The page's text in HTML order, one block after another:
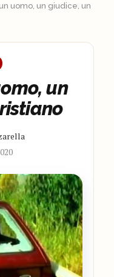
uomo, un giudice, un
un